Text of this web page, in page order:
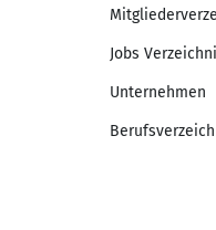
Jobs
Unternehmen